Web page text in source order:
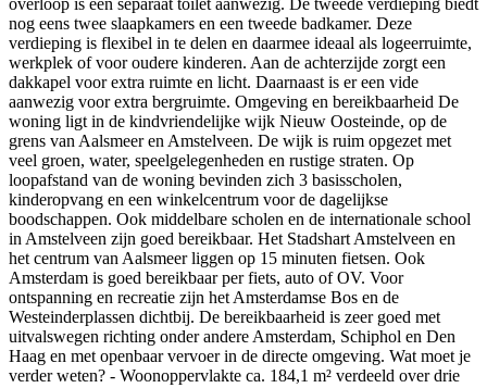
overloop is een separaat toilet aanwezig. De tweede verdieping biedt
nog eens twee slaapkamers en een tweede badkamer. Deze
verdieping is flexibel in te delen en daarmee ideaal als logeerruimte,
werkplek of voor oudere kinderen. Aan de achterzijde zorgt een
dakkapel voor extra ruimte en licht. Daarnaast is er een vide
aanwezig voor extra bergruimte. Omgeving en bereikbaarheid De
woning ligt in de kindvriendelijke wijk Nieuw Oosteinde, op de
grens van Aalsmeer en Amstelveen. De wijk is ruim opgezet met
veel groen, water, speelgelegenheden en rustige straten. Op
loopafstand van de woning bevinden zich 3 basisscholen,
kinderopvang en een winkelcentrum voor de dagelijkse
boodschappen. Ook middelbare scholen en de internationale school
in Amstelveen zijn goed bereikbaar. Het Stadshart Amstelveen en
het centrum van Aalsmeer liggen op 15 minuten fietsen. Ook
Amsterdam is goed bereikbaar per fiets, auto of OV. Voor
ontspanning en recreatie zijn het Amsterdamse Bos en de
Westeinderplassen dichtbij. De bereikbaarheid is zeer goed met
uitvalswegen richting onder andere Amsterdam, Schiphol en Den
Haag en met openbaar vervoer in de directe omgeving. Wat moet je
verder weten? - Woonoppervlakte ca. 184,1 m² verdeeld over drie